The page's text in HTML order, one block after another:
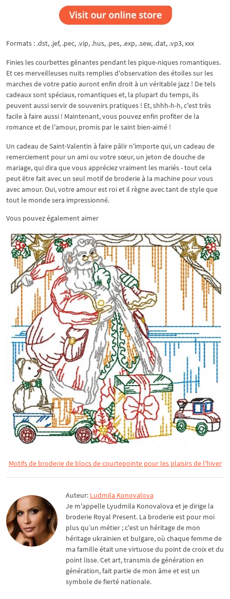
Formats : .dst, .jef, .pec, .vip, .hus, .pes, .exp, .sew, .dat, .vp3, xxx
Finies les courbettes gênantes pendant les pique-niques romantiques.
Et ces merveilleuses nuits remplies d'observation des étoiles sur les
marches de votre patio auront enfin droit à un véritable jazz ! De tels
cadeaux sont spéciaux, romantiques et, la plupart du temps, ils
peuvent aussi servir de souvenirs pratiques ! Et, shhh-h-h, c'est très
facile à faire aussi ! Maintenant, vous pouvez enfin profiter de la
romance et de l'amour, promis par le saint bien-aimé !
Un cadeau de Saint-Valentin à faire pâlir n'importe qui, un cadeau de
remerciement pour un ami ou votre sœur, un jeton de douche de
mariage, qui dira que vous appréciez vraiment les mariés - tout cela
peut être fait avec un seul motif de broderie à la machine pour vous
avec amour. Oui, votre amour est roi et il règne avec tant de style que
tout le monde sera impressionné.
Vous pouvez également aimer
Motifs de broderie de blocs de courtepointe pour les plaisirs de l'hiver
Auteur: Ludmila Konovalova
Je m'appelle Lyudmila Konovalova et je dirige la
broderie Royal Present. La broderie est pour moi
plus qu’un métier ; c'est un héritage de mon
héritage ukrainien et bulgare, où chaque femme de
ma famille était une virtuose du point de croix et du
point lisse. Cet art, transmis de génération en
génération, fait partie de mon âme et est un
symbole de fierté nationale.